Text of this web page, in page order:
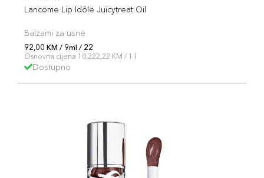
Lancome Lip Idôle Juicytreat Oil
Balzami za usne
92,00 KM / 9ml / 22
Osnovna cijena 10.222,22 KM / 1 l
Dostupno